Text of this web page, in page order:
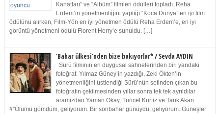
Kanatları” ve “Albüm” filmleri ödülleri topladı. Reha
Erdem’in yönetmenliğini yaptığı “Koca Dünya” en iyi film
ödülünü alırken, Film-Yön en iyi yönetmen ödülü Reha Erdem’e, en iyi
görüntü yönetmeni ödülü Florent Herry’e sunuldu. […]
‘Bahar ülkesi’nden bize bakıyorlar* / Sevda AYDIN
Sürü filminin en duygusal sahnelerinden biri yandaki
fotoğraf. Yılmaz Güney’in yazdığı, Zeki Ökten’in
yönetmenliğini üstlendiği Sürü’nün setinden çıkan bu
fotoğrafın çekilmesinden yıllar sonra tek tek ayrıldılar
aramızdan Yaman Okay, Tuncel Kurtiz ve Tarık Akan…
#”Ölümü gömdüm, geliyorum. Bir sonbahar günüydü, geliyorum. Güneşler